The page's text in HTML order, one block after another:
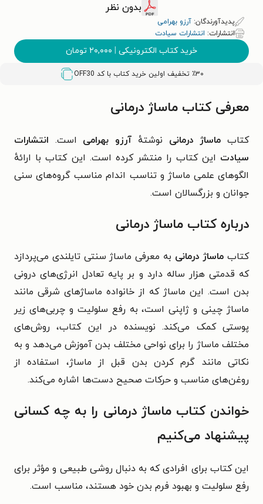
بدون نظر
پدیدآورندگان: آرزو بهرامی
انتشارات: انتشارات سیادت
خرید کتاب الکترونیکی | ۲۰,۰۰۰ تومان
٪۳۰ تخفیف اولین خرید کتاب با کد OFF30
معرفی کتاب ماساژ درمانی
کتاب ماساژ درمانی نوشتهٔ آرزو بهرامی است. انتشارات
سیادت این کتاب را منتشر کرده است. این کتاب با ارائهٔ
الگوهای علمی ماساژ و تناسب اندام مناسب گروه‌های سنی
جوانان و بزرگسالان است.
درباره کتاب ماساژ درمانی
کتاب ماساژ درمانی به معرفی ماساژ سنتی تایلندی می‌پردازد
که قدمتی هزار ساله دارد و بر پایه تعادل انرژی‌های درونی
بدن است. این ماساژ که از خانواده ماساژهای شرقی مانند
ماساژ چینی و ژاپنی است، به رفع سلولیت و چربی‌های زیر
پوستی کمک می‌کند. نویسنده در این کتاب، روش‌های
مختلف ماساژ را برای نواحی مختلف بدن آموزش می‌دهد و به
نکاتی مانند گرم کردن بدن قبل از ماساژ، استفاده از
روغن‌های مناسب و حرکات صحیح دست‌ها اشاره می‌کند.
خواندن کتاب ماساژ درمانی را به چه کسانی
پیشنهاد می‌کنیم
این کتاب برای افرادی که به دنبال روشی طبیعی و مؤثر برای
رفع سلولیت و بهبود فرم بدن خود هستند، مناسب است.